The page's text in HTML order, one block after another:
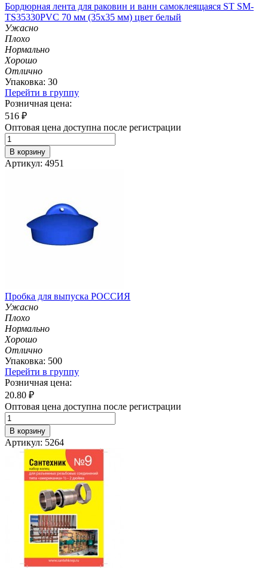
Бордюрная лента для раковин и ванн самоклеящаяся ST SM-
TS35330PVC 70 мм (35х35 мм) цвет белый
Ужасно
Плохо
Нормально
Хорошо
Отлично
Упаковка: 30
Перейти в группу
Розничная цена:
516 ₽
Оптовая цена доступна после регистрации
В корзину
Артикул: 4951
Пробка для выпуска РОССИЯ
Ужасно
Плохо
Нормально
Хорошо
Отлично
Упаковка: 500
Перейти в группу
Розничная цена:
20.80 ₽
Оптовая цена доступна после регистрации
В корзину
Артикул: 5264